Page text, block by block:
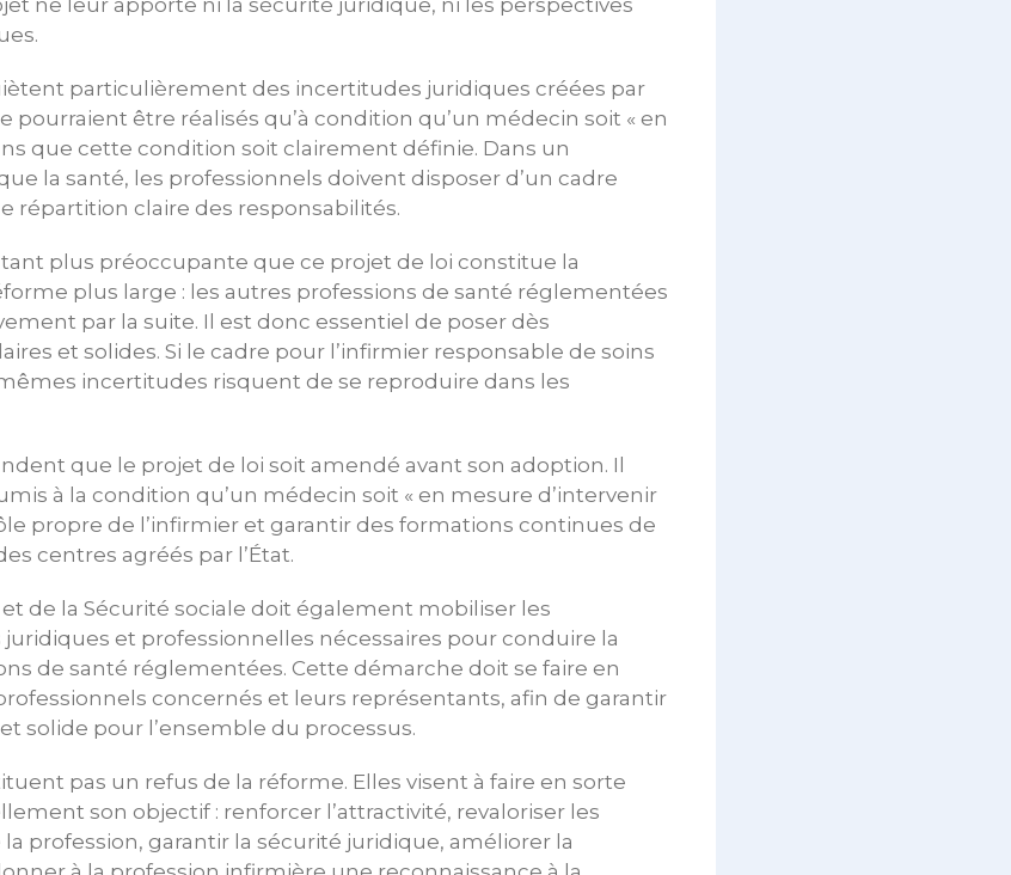
ne leur apporte ni la sécurité juridique, ni les perspectives
particulièrement des incertitudes juridiques créées par
pourraient être réalisés qu’à condition qu’un médecin soit « en
que cette condition soit clairement définie. Dans un
la santé, les professionnels doivent disposer d’un cadre
répartition claire des responsabilités.
plus préoccupante que ce projet de loi constitue la
plus large : les autres professions de santé réglementées
par la suite. Il est donc essentiel de poser dès
et solides. Si le cadre pour l’infirmier responsable de soins
incertitudes risquent de se reproduire dans les
que le projet de loi soit amendé avant son adoption. Il
à la condition qu’un médecin soit « en mesure d’intervenir
propre de l’infirmier et garantir des formations continues de
centres agréés par l’État.
de la Sécurité sociale doit également mobiliser les
et professionnelles nécessaires pour conduire la
de santé réglementées. Cette démarche doit se faire en
concernés et leurs représentants, afin de garantir
solide pour l’ensemble du processus.
pas un refus de la réforme. Elles visent à faire en sorte
son objectif : renforcer l’attractivité, revaloriser les
profession, garantir la sécurité juridique, améliorer la